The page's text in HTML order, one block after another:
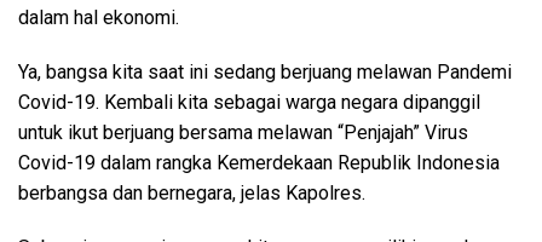
dalam hal ekonomi.
Ya, bangsa kita saat ini sedang berjuang melawan Pandemi
Covid-19. Kembali kita sebagai warga negara dipanggil
untuk ikut berjuang bersama melawan “Penjajah” Virus
Covid-19 dalam rangka Kemerdekaan Republik Indonesia
berbangsa dan bernegara, jelas Kapolres.